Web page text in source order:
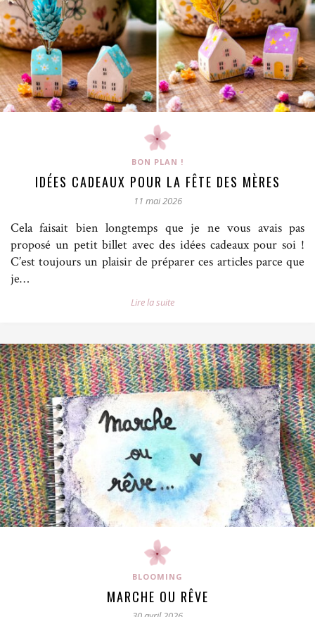
BON PLAN !
IDÉES CADEAUX POUR LA FÊTE DES MÈRES
11 mai 2026
Cela faisait bien longtemps que je ne vous avais pas
proposé un petit billet avec des idées cadeaux pour soi !
C’est toujours un plaisir de préparer ces articles parce que
je…
Lire la suite
BLOOMING
MARCHE OU RÊVE